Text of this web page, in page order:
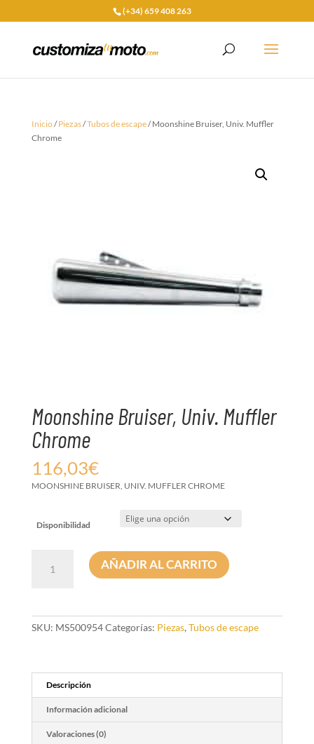
(+34) 659 408 263
Inicio/Piezas/Tubos de escape/ Moonshine Bruiser, Univ. Muffler
Chrome
Moonshine Bruiser, Univ. Muffler
Chrome
116,03€
MOONSHINE BRUISER, UNIV. MUFFLER CHROME
Disponibilidad
Bruiser,
cantidad
AÑADIR AL CARRITO
SKU: MS500954Categorías: Piezas, Tubos de escape
Descripción
Información adicional
Valoraciones (0)